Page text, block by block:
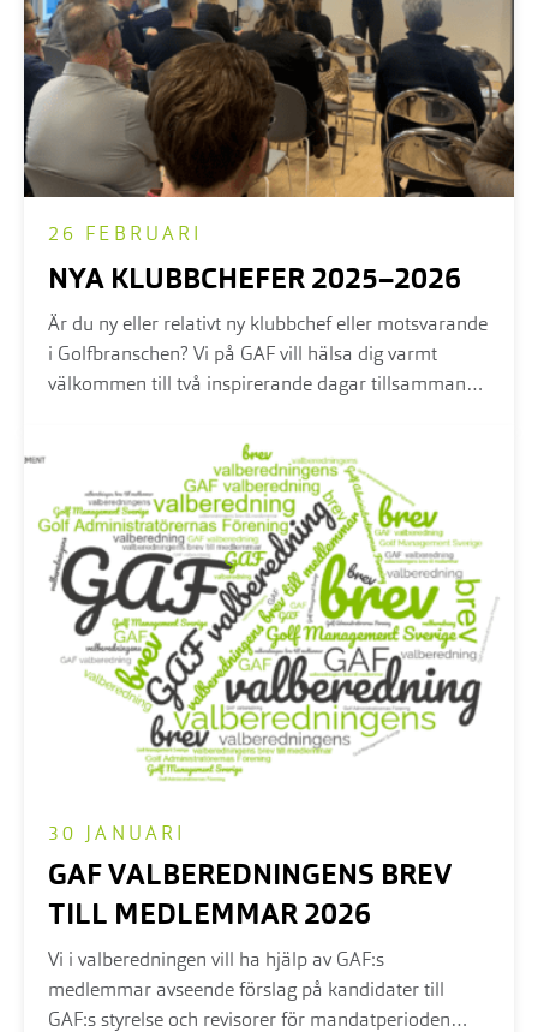
NYA KLUBBCHEFER 2025–2026
26 FEBRUARI
Är du ny eller relativt ny klubbchef eller motsvarande
i Golfbranschen? Vi på GAF vill hälsa dig varmt
välkommen till två inspirerande dagar tillsammans
GAF VALBEREDNINGENS BREV
TILL MEDLEMMAR 2026
30 JANUARI
Vi i valberedningen vill ha hjälp av GAF:s
medlemmar avseende förslag på kandidater till
GAF:s styrelse och revisorer för mandatperioden